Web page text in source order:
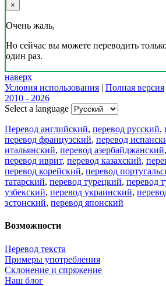
×
Очень жаль,
Но сейчас вы можете переводить
один раз.
наверх
Условия использования | Полная версия
2010 - 2026
Select a language
Перевод английский, перевод русский,
перевод французский, перевод
итальянский, перевод азербайджанский,
перевод иврит, перевод казахский,
перевод корейский, перевод
татарский, перевод турецкий, перевод
узбекский, перевод украинский,
эстонский, перевод японский
Возможности
Перевод текста
Примеры употребления
Склонение и спряжение
Наш блог